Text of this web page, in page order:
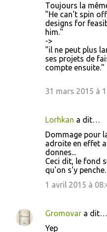
Toujours la
"He can't spin
designs for
him."
->
"il ne peut plus
ses projets de
compte ensuite."
31 mars 2015 à
Lorhkan a dit…
Dommage pour
adroite en effet
donnes...
Ceci dit, le fond
qu'on s'y penche.
1 avril 2015 à
Gromovar a dit…
Yep